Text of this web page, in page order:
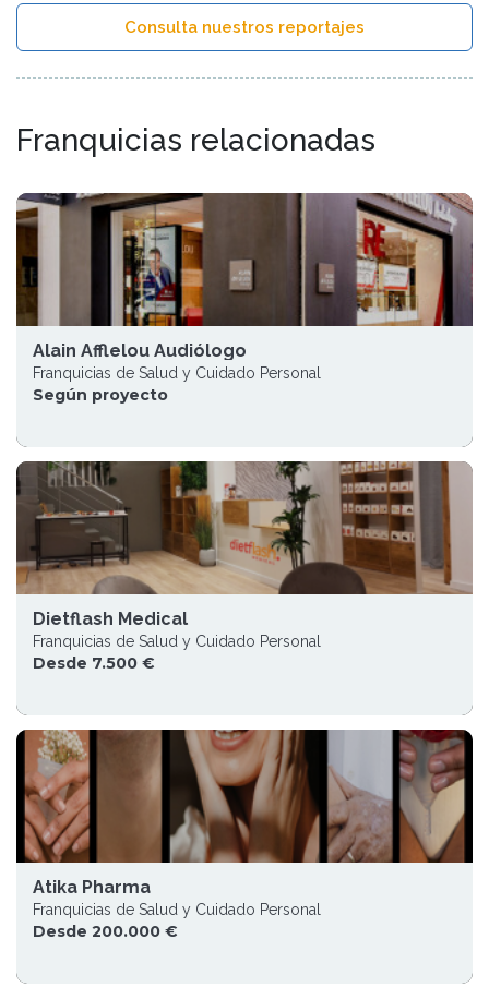
Consulta nuestros reportajes
Franquicias relacionadas
Alain Afflelou Audiólogo
Franquicias de Salud y Cuidado Personal
Según proyecto
Dietflash Medical
Franquicias de Salud y Cuidado Personal
Desde 7.500 €
Atika Pharma
Franquicias de Salud y Cuidado Personal
Desde 200.000 €